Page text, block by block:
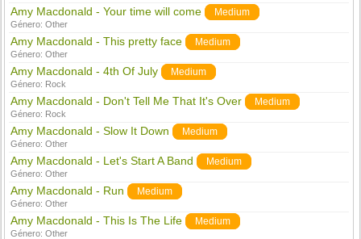
Amy Macdonald - Your time will come Medium
Género:Other
Amy Macdonald - This pretty face Medium
Género:Other
Amy Macdonald - 4th Of July Medium
Género: Rock
Amy Macdonald - Don't Tell Me That It's Over Medium
Género: Rock
Amy Macdonald - Slow It Down Medium
Género:Other
Amy Macdonald - Let's Start A Band Medium
Género:Other
Amy Macdonald - Run Medium
Género:Other
Amy Macdonald - This Is The Life Medium
Género:Other